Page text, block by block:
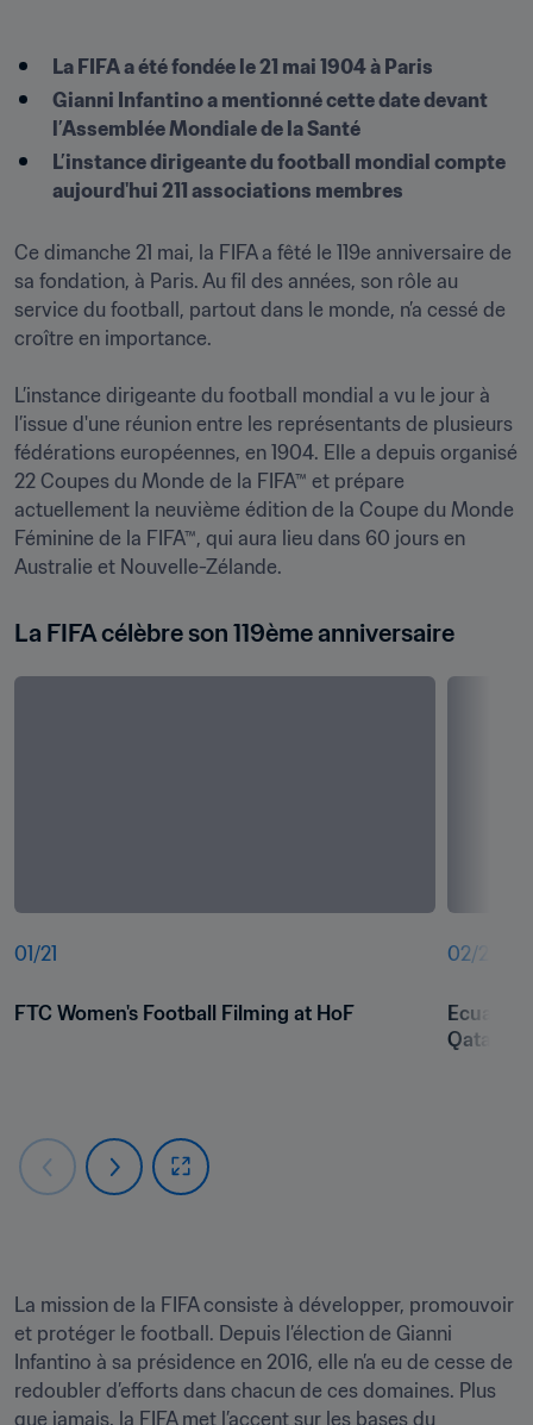
La FIFA a été fondée le 21 mai 1904 à Paris
Gianni Infantino a mentionné cette date devant
l’Assemblée Mondiale de la Santé
L’instance dirigeante du football mondial compte
aujourd'hui 211 associations membres
Ce dimanche 21 mai, la FIFA a fêté le 119e anniversaire de
sa fondation, à Paris. Au fil des années, son rôle au
service du football, partout dans le monde, n’a cessé de
croître en importance.
L’instance dirigeante du football mondial a vu le jour à
l’issue d'une réunion entre les représentants de plusieurs
fédérations européennes, en 1904. Elle a depuis organisé
22 Coupes du Monde de la FIFA™ et prépare
actuellement la neuvième édition de la Coupe du Monde
Féminine de la FIFA™, qui aura lieu dans 60 jours en
Australie et Nouvelle-Zélande.
La FIFA célèbre son 119ème anniversaire
01 /21
FTC Women's Football Filming at HoF
02/21
Ecuador
Qatar
La mission de la FIFA consiste à développer, promouvoir
et protéger le football. Depuis l’élection de Gianni
Infantino à sa présidence en 2016, elle n’a eu de cesse de
redoubler d’efforts dans chacun de ces domaines. Plus
que jamais, la FIFA met l’accent sur les bases du